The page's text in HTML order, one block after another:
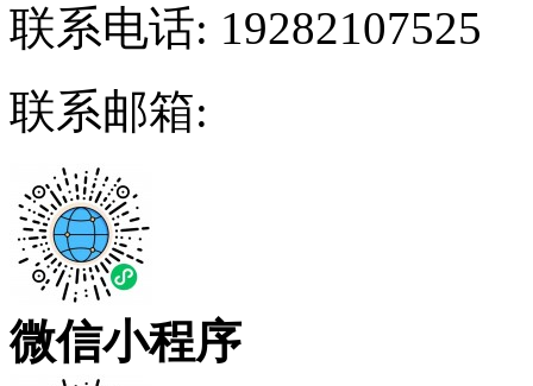
联系电话: 19282107525
联系邮箱:
微信小程序